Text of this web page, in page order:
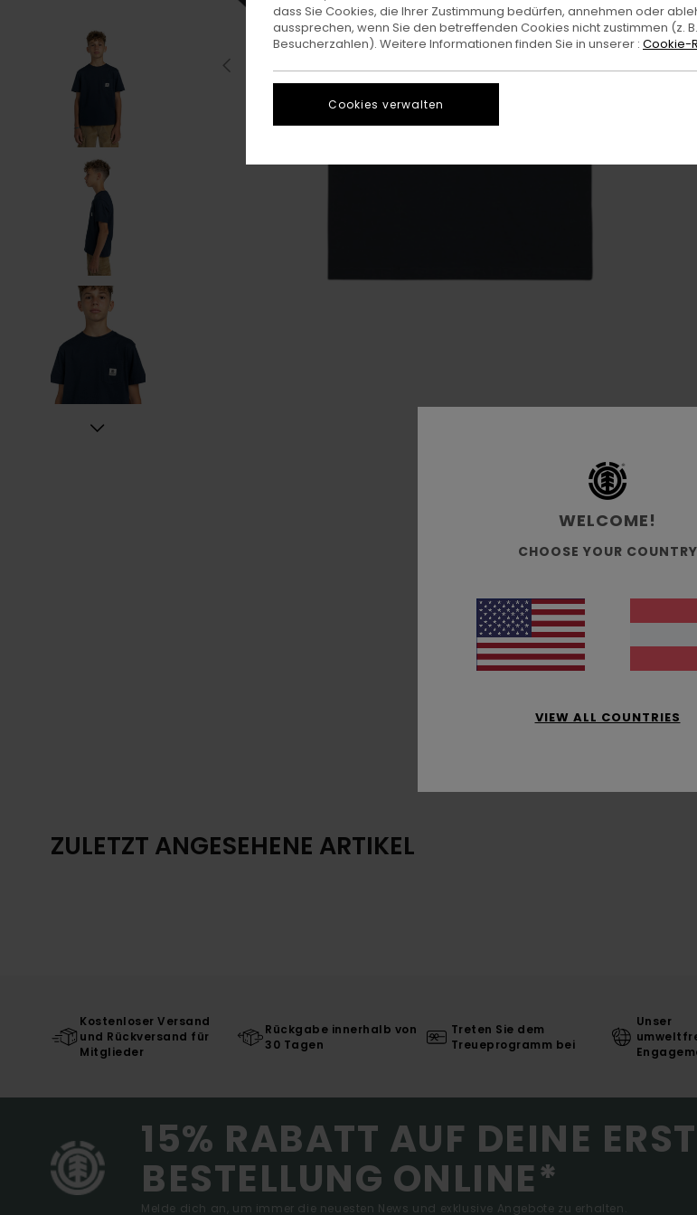
ZULETZT ANGESEHENE ARTIKEL
Kostenloser Versand
und Rückversand für
Mitglieder
Rückgabe innerhalb von
30 Tagen
Treten Sie dem
Treueprogramm bei
Unser
15% RABATT AUF DEINE
BESTELLUNG ONLINE*
Melde dich an, um immer die neuesten News und exklusive Angebote zu erhalten.
WELCOME!
CHOOSE YOUR COUNTRY
VIEW ALL COUNTRIES
dass Sie Cookies, die Ihrer Zustimmung bedürfen, annehmen oder
aussprechen, wenn Sie den betreffenden Cookies nicht zustimmen (z.
Besucherzahlen). Weitere Informationen finden Sie in unserer : Cookie-
Cookies verwalten